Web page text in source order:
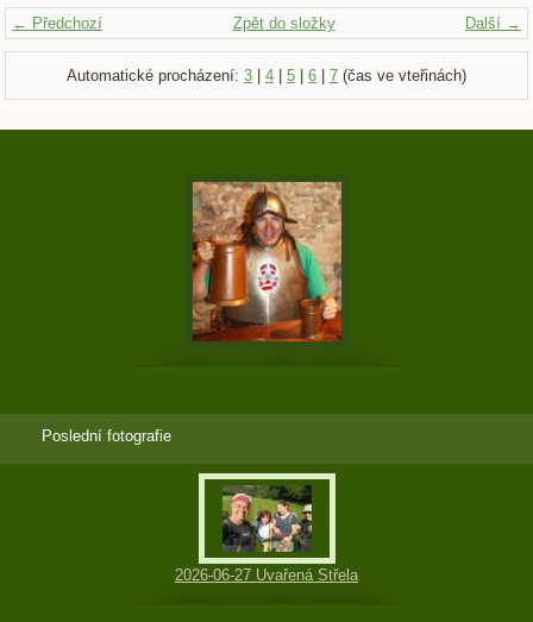
← Předchozí Další →
Zpět do složky
Automatické procházení: 3 | 4 | 5 | 6 | 7 (čas ve vteřinách)
Poslední fotografie
2026-06-27 Uvařená Střela